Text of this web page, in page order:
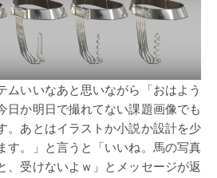
いいなあと思いながら「おはよう
日か明日で撮れてない課題画像でも
。あとはイラストか小説か設計を少
す。」と言うと「いいね。馬の写真
、受けないよｗ」とメッセージが返